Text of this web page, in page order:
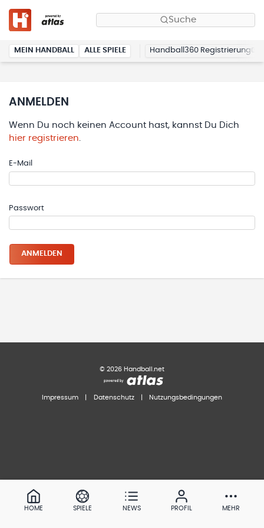
Suche
MEIN HANDBALL ALLE SPIELE Handball360 Registrierung
ANMELDEN
Wenn Du noch keinen Account hast, kannst Du Dich
hier registrieren.
E-Mail
Passwort
ANMELDEN
© 2026 Handball.net
Impressum Datenschutz Nutzungsbedingungen
HOME SPIELE NEWS PROFIL MEHR